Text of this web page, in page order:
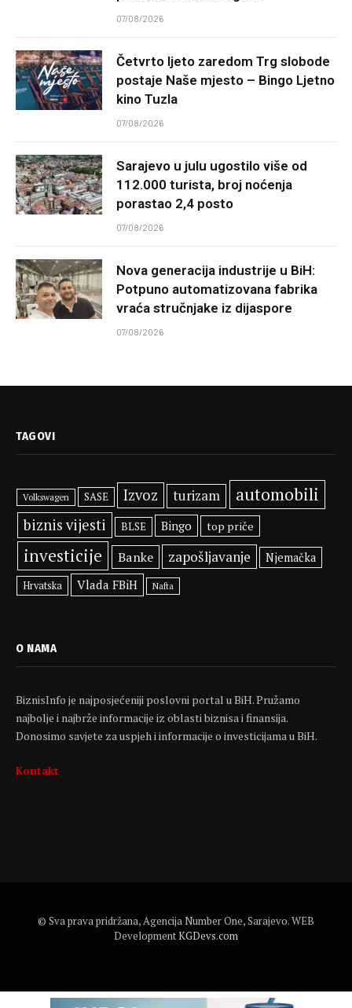
07/08/2026
Četvrto ljeto zaredom Trg slobode
postaje Naše mjesto – Bingo Ljetno
kino Tuzla
07/08/2026
Sarajevo u julu ugostilo više od
112.000 turista, broj noćenja
porastao 2,4 posto
07/08/2026
Nova generacija industrije u BiH:
Potpuno automatizovana fabrika
vraća stručnjake iz dijaspore
07/08/2026
TAGOVI
Volkswagen SASE Izvoz turizam automobili
biznis vijesti BLSE Bingo top priče
investicije Banke zapošljavanje Njemačka
Hrvatska Vlada FBiH Nafta
O NAMA
BiznisInfo je najposjećeniji poslovni portal u BiH. Pružamo
najbolje i najbrže informacije iz oblasti biznisa i finansija.
Donosimo savjete za uspjeh i informacije o investicijama u BiH.
Kontakt
© Sva prava pridržana, Agencija Number One, Sarajevo. WEB
DevelopmentKGDevs.com